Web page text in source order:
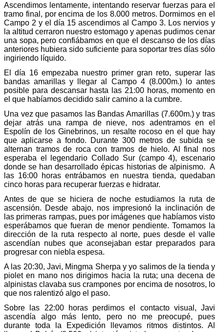
Ascendimos lentamente, intentando reservar fuerzas para el
tramo final, por encima de los 8.000 metros. Dormimos en el
Campo 2 y el día 15 ascendimos al Campo 3. Los nervios y
la altitud cerraron nuestro estomago y apenas pudimos cenar
una sopa, pero confiábamos en que el descanso de los días
anteriores hubiera sido suficiente para soportar tres días sólo
ingiriendo líquido.
El día 16 empezaba nuestro primer gran reto, superar las
bandas amarillas y llegar al Campo 4 (8.000m.) lo antes
posible para descansar hasta las 21:00 horas, momento en
el que habíamos decidido salir camino a la cumbre.
Una vez que pasamos las Bandas Amarillas (7.600m.) y tras
dejar atrás una rampa de nieve, nos adentramos en el
Espolín de los Ginebrinos, un resalte rocoso en el que hay
que aplicarse a fondo. Durante 300 metros de subida se
alternan tramos de roca con tramos de hielo. Al final nos
esperaba el legendario Collado Sur (campo 4), escenario
donde se han desarrollado épicas historias de alpinismo. A
las 16:00 horas entrábamos en nuestra tienda, quedaban
cinco horas para recuperar fuerzas e hidratar.
Antes de que se hiciera de noche estudiamos la ruta de
ascensión. Desde abajo, nos impresionó la inclinación de
las primeras rampas, pues por imágenes que habíamos visto
esperábamos que fueran de menor pendiente. Tomamos la
dirección de la ruta respecto al norte, pues desde el valle
ascendían nubes que aconsejaban estar preparados para
progresar con niebla espesa.
A las 20:30, Javi, Mingma Sherpa y yo salimos de la tienda y
piolet en mano nos dirigimos hacia la ruta; una decena de
alpinistas clavaba sus crampones por encima de nosotros, lo
que nos ralentizó algo el paso.
Sobre las 22:00 horas perdimos el contacto visual, Javi
ascendía algo más lento, pero no me preocupé, pues
durante toda la Expedición llevamos ritmos distintos. Al